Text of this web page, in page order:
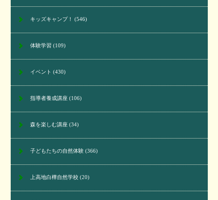
キッズキャンプ！ (546)
体験学習 (109)
イベント (430)
指導者養成講座(106)
森を楽しむ講座(34)
子どもたちの自然体験(366)
上高地白樺自然学校(20)